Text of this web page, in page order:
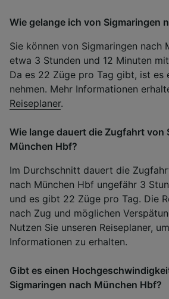
Wie gelange ich von Sigmaringen
Sie können von Sigmaringen nach
etwa 3 Stunden und 12 Minuten
Da es 22 Züge pro Tag gibt, ist es
nehmen. Mehr Informationen
Reiseplaner.
Wie lange dauert die Zugfahrt von
München Hbf?
Im Durchschnitt dauert die
nach München Hbf ungefähr 3
und es gibt 22 Züge pro Tag. Die
nach Zug und möglichen
Nutzen Sie unseren Reiseplaner,
Informationen zu erhalten.
Gibt es einen
Sigmaringen nach München Hbf?